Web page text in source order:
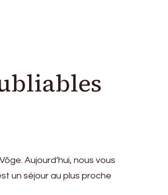
Aujourd’hui, nous vous
un séjour au plus proche